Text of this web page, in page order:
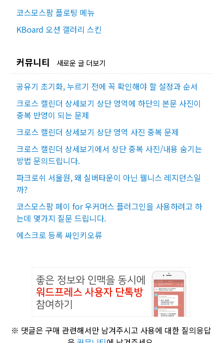
코스모스팜 플로팅 메뉴
KBoard 오션 갤러리 스킨
커뮤니티 새로운 글 더보기
공유기 초기화, 누르기 전에 꼭 확인해야 할 설정과 순서
크로스 캘린더 상세보기 상단 영역에 하단의 본문 사진이
중복 반영이 되는 문제
크로스 캘린더 상세보기 상단 영역 사진 중복 문제
크로스 캘린더 상세보기에서 상단 중복 사진/내용 숨기는
방법 문의드립니다.
파크로쉬 서울원, 왜 실버타운이 아닌 웰니스 레지던스일
까?
코스모스팜 페이 for 우커머스 플러그인을 사용하려고 하
는데 몇가지 질문 드립니다.
에스크로 등록 싸인키오류
※ 댓글은 구매 관련해서만 남겨주시고 사용에 대한 질의응답